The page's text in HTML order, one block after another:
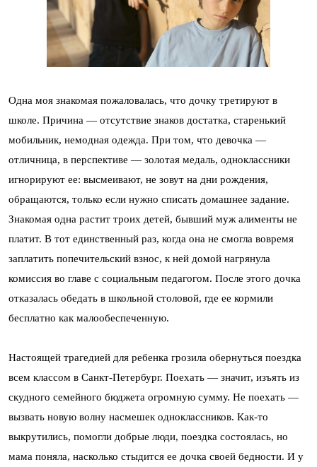
Одна моя знакомая пожаловалась, что дочку третируют в
школе. Причина — отсутствие знаков достатка, старенький
мобильник, немодная одежда. При том, что девочка —
отличница, в перспективе — золотая медаль, одноклассники
игнорируют ее: высмеивают, не зовут на дни рождения,
обращаются, только если нужно списать домашнее задание.
Знакомая одна растит троих детей, бывший муж алименты не
платит. В тот единственный раз, когда она не смогла вовремя
заплатить попечительский взнос, к ней домой нагрянула
комиссия во главе с социальным педагогом. После этого дочка
отказалась обедать в школьной столовой, где ее кормили
бесплатно как малообеспеченную.
Настоящей трагедией для ребенка грозила обернуться поездка
всем классом в Санкт-Петербург. Поехать — значит, изъять из
скудного семейного бюджета огромную сумму. Не поехать —
вызвать новую волну насмешек одноклассников. Как-то
выкрутились, помогли добрые люди, поездка состоялась, но
мама поняла, насколько стыдится ее дочка своей бедности. И у